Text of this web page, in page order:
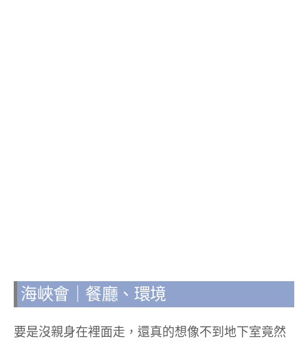
海峽會｜餐廳、環境
要是沒親身在裡面走，還真的想像不到地下室竟然